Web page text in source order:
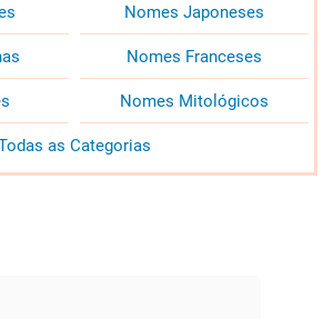
Nomes Japoneses
Nomes Franceses
Nomes Mitológicos
as Categorias